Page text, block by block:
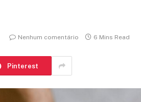
Nenhum comentário 6 Mins Read
Pinterest